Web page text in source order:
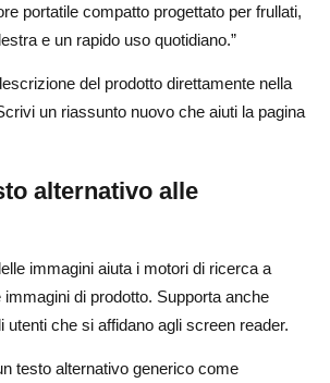
portatile compatto progettato per frullati,
e un rapido uso quotidiano.”
del prodotto direttamente nella
un riassunto nuovo che aiuti la pagina
alternativo alle
immagini aiuta i motori di ricerca a
di prodotto. Supporta anche
utenti che si affidano agli screen reader.
testo alternativo generico come